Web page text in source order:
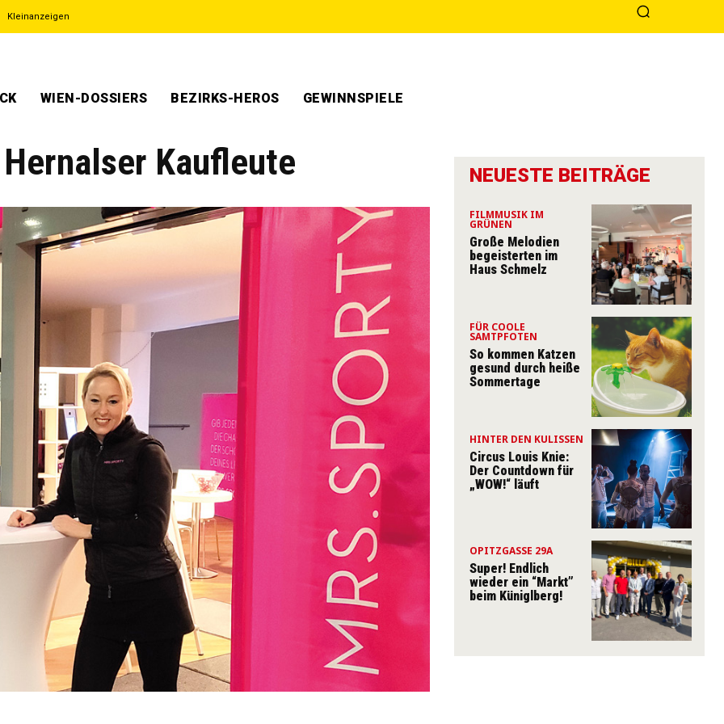
Kleinanzeigen
WIEN-DOSSIERS BEZIRKS-HEROS GEWINNSPIELE
Kaufleute NEUESTE BEITRÄGE
FILMMUSIK IM
GRÜNEN
Große Melodien
begeisterten im
Haus Schmelz
FÜR COOLE
SAMTPFOTEN
So kommen Katzen
gesund durch heiße
Sommertage
HINTER DEN KULISSEN
Circus Louis Knie:
Der Countdown für
„WOW!“ läuft
OPITZGASSE 29A
Super! Endlich
wieder ein “Markt”
beim Küniglberg!